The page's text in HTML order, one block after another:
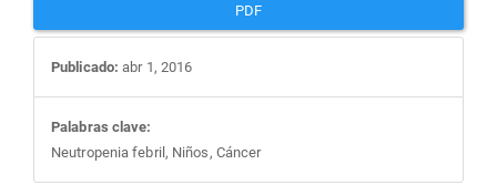
PDF
Publicado: abr 1, 2016
Palabras clave:
Neutropenia febril, Niños, Cáncer